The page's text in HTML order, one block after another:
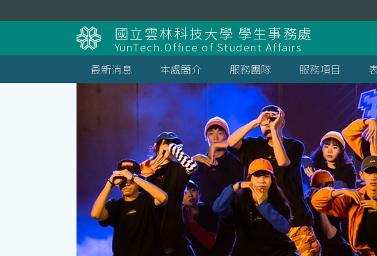
到
主
要
內
容
國立雲林科技大學 學生事務處
YunTech.Office of Student Affairs
最新消息
本處簡介 服務團隊 服務項目